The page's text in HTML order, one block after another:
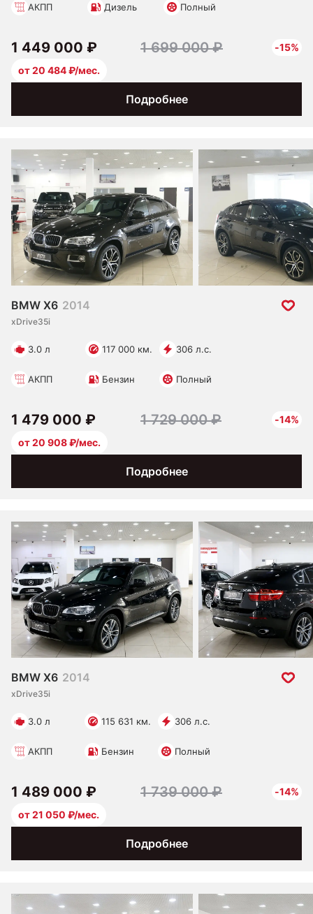
АКПП Дизель Полный
Подробнее
1 449 000 ₽ 1 699 000 ₽
-15%
от 20 484 ₽/мес.
BMW X6 2014
xDrive35i
3.0 л 117 000 км. 306 л.с.
АКПП Бензин Полный
Подробнее
1 479 000 ₽ 1 729 000 ₽
-14%
от 20 908 ₽/мес.
BMW X6 2014
xDrive35i
3.0 л 115 631 км. 306 л.с.
АКПП Бензин Полный
Подробнее
1 489 000 ₽ 1 739 000 ₽
-14%
от 21 050 ₽/мес.